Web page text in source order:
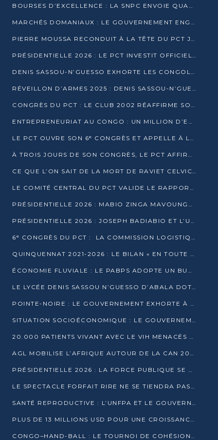
BOURSES D’EXCELLENCE : LA SNPC ENVOIE QUATRE NOUVEAUX TALENTS CONGOLAIS SE FORMER À BAKOU
MARCHÉS DOMANIAUX : LE GOUVERNEMENT ENGAGE LA STRUCTURATION DES TAXES D’ASSAINISSEMENT
PIERRE MOUSSA RECONDUIT À LA TÊTE DU PCT JUSQU’EN 2031
PRÉSIDENTIELLE 2026 : LE PCT INVESTIT OFFICIELLEMENT DENIS SASSOU NGUESSO
DENIS SASSOU-N’GUESSO EXHORTE LES CONGOLAIS À L’UNITÉ ET AU FAIR-PLAY DÉMOCRATIQUE EN 2026
RÉVEILLON D’ARMES 2025 : DENIS SASSOU-N’GUESSO GARANTIT DES ÉLECTIONS 2026 PAISIBLES ET SÉCURISÉES
CONGRÈS DU PCT : LE CLUB 2002 RÉAFFIRME SON SOUTIEN À DENIS SASSOU-N’GUESSO POUR 2026
ENTREPRENEURIAT AU CONGO : UN MILLION D’EUROS POUR FINANCER LES STARTUPS DÈS 2026
LE PCT OUVRE SON 6ᵉ CONGRÈS ET APPELLE À LA CANDIDATURE DE DENIS SASSOU NGUESSO
À TROIS JOURS DE SON CONGRÈS, LE PCT AFFIRME AVOIR ATTEINT TOUS SES OBJECTIFS
CE QUE L’ON SAIT DE LA MORT DE RAVIET CELVIC N’TSIANTSIE
LE COMITÉ CENTRAL DU PCT VALIDE LE RAPPORT DU CONGRÈS ET SOUTIENT DENIS SASSOU N’GUESSO
PRÉSIDENTIELLE 2026 : MABIO ZINGA MAVOUNGOU DÉCLARE SA CANDIDATURE ET CHARGE LE BILAN DU PCT
PRÉSIDENTIELLE 2026 : JOSEPH BADIABIO ET L’UDH-YUKI JOUENT LA PRUDENCE
6ᵉ CONGRÈS DU PCT : LA COMMISSION LOGISTIQUE ASSURE LA DISTRIBUTION DES KITS
QUINQUENNAT 2021-2026 : LE BILAN « EN TOUTE TRANSPARENCE » PRÉSENTÉ À LA PRESSE
ÉCONOMIE FLUVIALE : LE PABPS ADOPTE UN BUDGET 2026 DE PLUS DE 2,7 MILLIARDS FCFA
LE LYCÉE DENIS SASSOU N’GUESSO D’ABALA DOTÉ D’UNE SALLE MULTIMÉDIA
POINTE-NOIRE : LE GOUVERNEMENT EXHORTE À UN USAGE RESPONSABLE DU NOUVEAU MATÉRIEL MUNICIPAL
SITUATION SOCIOÉCONOMIQUE : LE GOUVERNEMENT INTERPELLÉ DEVANT LE SÉNAT
20.000 PATIENTS VIVANT AVEC LE VIH MENACÉS D’ARRÊT DE TRAITEMENT
AGL MOBILISE L’AFRIQUE AUTOUR DE LA CAN 2025
PRÉSIDENTIELLE 2026 : LA FORCE PUBLIQUE SE PRÉPARE À SÉCURISER LE SCRUTIN
LE SPECTACLE FORFAIT RIRE NE SE TIENDRA PAS LE 1ER JANVIER
SANTÉ REPRODUCTIVE : L’UNFPA ET LE GOUVERNEMENT AFFINENT LES PRIORITÉS DE 2026
PLUS DE 13 MILLIONS USD POUR UNE CROISSANCE VERTE ET SOUVERAINE
CONGO–HAND-BALL : LE TOURNOI DE COHÉSION ET DE FRATERNITÉ ALLUME SES LAMPIONS À BRAZZAVILLE